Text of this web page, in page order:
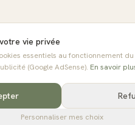
vie privée
essentiels au fonctionnement
(Google AdSense). En savoir
Personnaliser mes choix